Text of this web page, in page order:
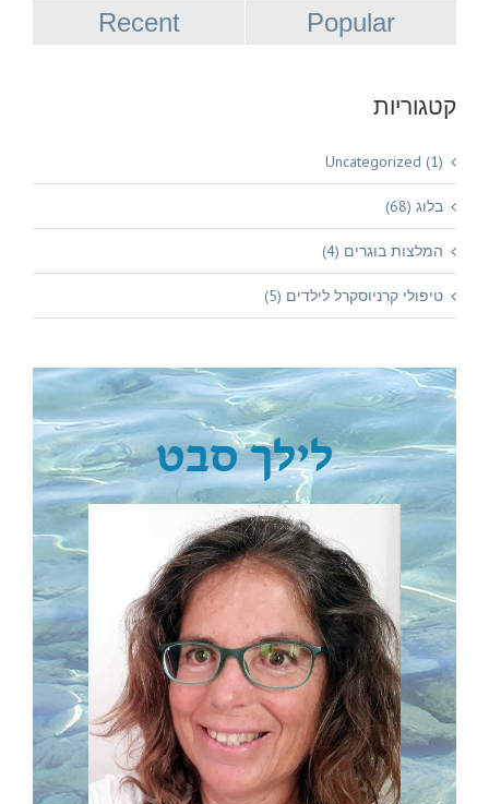
Popular
Recent
קטגוריות
Uncategorized (1)
בלוג (68)
המלצות בוגרים (4)
טיפולי קרניוסקרל לילדים (5)
לילך סבט